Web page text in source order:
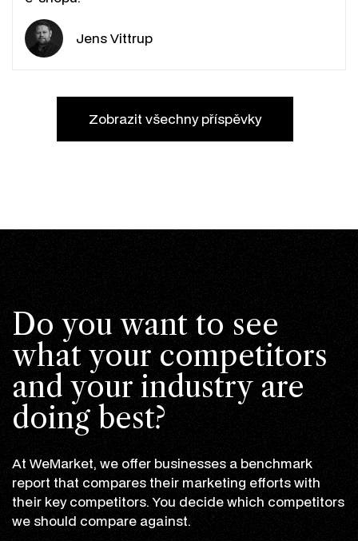
Jens Vittrup
Zobrazit všechny příspěvky
Do you want to see
what your competitors
and your industry are
doing best?
At WeMarket, we offer businesses a benchmark
report that compares their marketing efforts with
their key competitors. You decide which competitors
we should compare against.